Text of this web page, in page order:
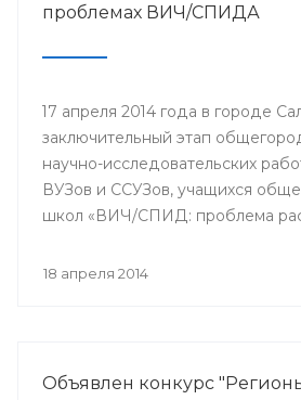
проблемах ВИЧ/СПИДА
17 апреля 2014 года в городе
заключительный этап
научно-исследовательских
ВУЗов и ССУЗов, учащихся
школ «ВИЧ/СПИД: проблема
18 апреля 2014
Объявлен конкурс